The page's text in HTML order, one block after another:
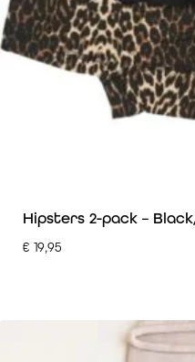
Hipsters 2-pack –
€ 19,95